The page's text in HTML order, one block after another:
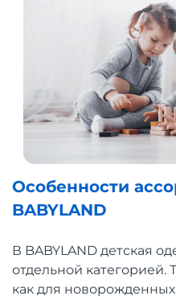
Особенности
BABYLAND
В BABYLAND детская
отдельной категорией.
как для